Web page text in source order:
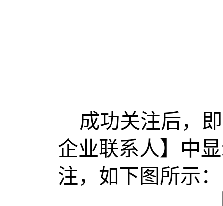
成功关注后，
企业联系人】中
注，如下图所示：